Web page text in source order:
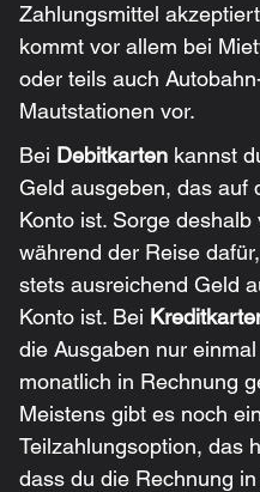
Zahlungsmittel
kommt vor allem bei
oder teils auch
Mautstationen vor.
Bei Debitkarten kannst
Geld ausgeben, das auf
Konto ist. Sorge deshalb
während der Reise
stets ausreichend Geld
Konto ist. Bei
die Ausgaben nur einmal
monatlich in Rechnung
Meistens gibt es noch
Teilzahlungsoption, das
dass du die Rechnung